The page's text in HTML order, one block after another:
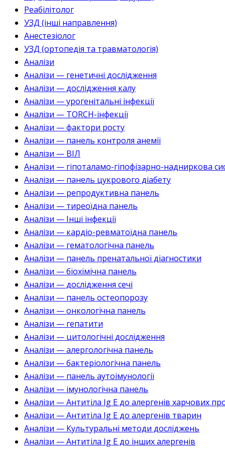
Реабілітолог
УЗД (інші направлення)
Анестезіолог
УЗД (ортопедія та травматологія)
Аналізи
Аналізи — генетичні дослідження
Аналізи — дослідження калу
Аналізи — урогенітальні інфекції
Аналізи — TORCH-інфекції
Аналізи — фактори росту
Аналізи — панель контроля анемії
Аналізи — ВІЛ
Аналізи — гіпоталамо-гіпофізарно-надниркова
Аналізи — панель цукрового діабету
Аналізи — репродуктивна панель
Аналізи — тиреоїдна панель
Аналізи — Інші інфекції
Аналізи — кардіо-ревматоїдна панель
Аналізи — гематологічна панель
Аналізи — панель пренатальної діагностики
Аналізи — біохімічна панель
Аналізи — дослідження сечі
Аналізи — панель остеопорозу
Аналізи — онкологічна панель
Аналізи — гепатити
Аналізи — цитологічні дослідження
Аналізи — алергологічна панель
Аналізи — бактеріологічна панель
Аналізи — панель аутоімунології
Аналізи — імунологічна панель
Аналізи — Антитіла Ig E до алергенів харчових
Аналізи — Антитіла Ig E до алергенів тварин
Аналізи — Культуральні методи досліджень
Аналізи — Антитіла Ig E до інших алергенів